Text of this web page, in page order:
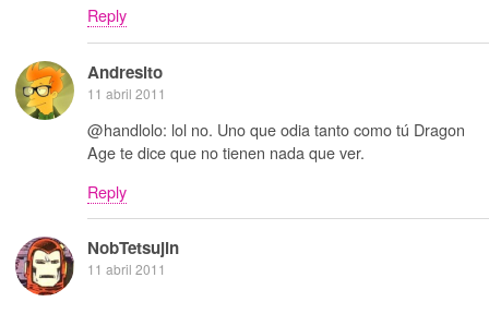
Reply
Andresito
11 abril 2011
@handlolo: lol no. Uno que odia tanto como tú Dragon
Age te dice que no tienen nada que ver.
Reply
NobTetsujin
11 abril 2011